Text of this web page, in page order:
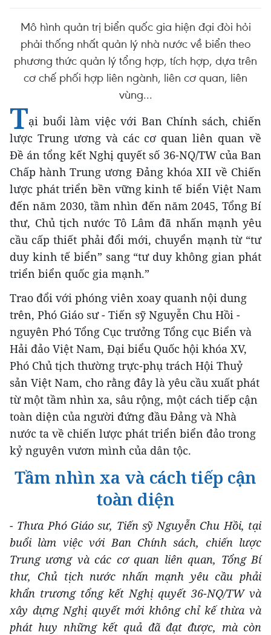
Mô hình quản trị biển quốc gia hiện đại đòi hỏi
phải thống nhất quản lý nhà nước về biển theo
phương thức quản lý tổng hợp, tích hợp, dựa trên
cơ chế phối hợp liên ngành, liên cơ quan, liên
vùng...
Tại buổi làm việc với Ban Chính sách, chiến
lược Trung ương và các cơ quan liên quan về
Đề án tổng kết Nghị quyết số 36-NQ/TW của Ban
Chấp hành Trung ương Đảng khóa XII về Chiến
lược phát triển bền vững kinh tế biển Việt Nam
đến năm 2030, tầm nhìn đến năm 2045, Tổng Bí
thư, Chủ tịch nước Tô Lâm đã nhấn mạnh yêu
cầu cấp thiết phải đổi mới, chuyển mạnh từ “tư
duy kinh tế biển” sang “tư duy không gian phát
triển biển quốc gia mạnh.”
Trao đổi với phóng viên xoay quanh nội dung
trên, Phó Giáo sư - Tiến sỹ Nguyễn Chu Hồi -
nguyên Phó Tổng Cục trưởng Tổng cục Biển và
Hải đảo Việt Nam, Đại biểu Quốc hội khóa XV,
Phó Chủ tịch thường trực-phụ trách Hội Thuỷ
sản Việt Nam, cho rằng đây là yêu cầu xuất phát
từ một tầm nhìn xa, sâu rộng, một cách tiếp cận
toàn diện của người đứng đầu Đảng và Nhà
nước ta về chiến lược phát triển biển đảo trong
kỷ nguyên vươn mình của dân tộc.
Tầm nhìn xa và cách tiếp cận
toàn diện
- Thưa Phó Giáosư, Tiến sỹ Nguyễn Chu Hồi, tại
buổi làm việc với Ban Chính sách, chiến lược
Trung ương và các cơ quan liên quan, Tổng Bí
thư, Chủ tịch nước nhấn mạnh yêu cầu phải
khẩn trương tổng kết Nghị quyết 36-NQ/TW và
xây dựng Nghị quyết mới không chỉ kế thừa và
phát huy những kết quả đã đạt được, mà còn